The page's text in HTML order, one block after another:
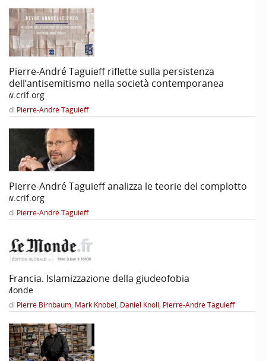
Pierre-André Taguieff riflette sulla persistenza
dell’antisemitismo nella società contemporanea
di Pierre-André Taguieff
Pierre-André Taguieff analizza le teorie del complotto
di Pierre-André Taguieff
Francia. Islamizzazione della giudeofobia
Monde
di Pierre Birnbaum, Mark Knobel, Daniel Knoll, Pierre-André Taguieff